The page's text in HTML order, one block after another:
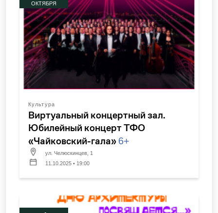
ОКТЯБРЯ
Культура
Виртуальный концертный зал.
Юбилейный концерт ТФО
«Чайковский-гала» 6+
ул. Челюскинцев, 1
11.10.2025 • 19:00